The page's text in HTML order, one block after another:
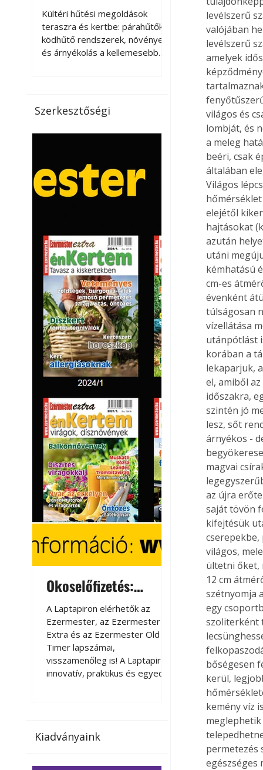
kellemesebbé a
teraszt és a kertet?
Kültéri hűtési megoldások
teraszra és kertbe: párahűtők,
ködhűtő rendszerek, növények
és árnyékolás a kellemesebb
jelentőséget kapott, ahogy a
nyári hőhullámok gyakoribbá és
a megoldást a meleg ellen, ma
már egyre többen keresnek
olyan kültéri hűtési
vendégl
Szerkesztőségi
Okoselőfizetés:
Ezermester Extra
A Laptapiron elérhetők az
Ezermester, az Ezermester
Extra és az Ezermester Old
Timer lapszámai,
visszamenőleg is! A Laptapir új,
innovatív, praktikus és egyedi
az otthonában, útközben vagy
elérhetők lapszámaink. Bárhol,
Okoselőfizetés
A Laptapiron
Ezermester, az
Extra és az
Timer lapszámai,
visszamenőleg is! A
innovatív, praktikus
megoldás a
magazinok digitális
számítógépen,
vagy táblagépen.
az otthonában,
nyaralás, pihenés
elérhetők
Kiadványaink
levélszerű
valójában
levélszerű
amelyek
világos és
lombját, és
a meleg
beéri, csak
általában
Világos
elejétől
hajtásokat
azután
utáni
kémhatású
cm-es
évenként
túlságosan
vízellátása
utánpótlást
korában a
lekaparjuk,
el, amiből
időszakra,
szintén jó
lesz, sőt
árnyékos -
magvai
az újra
saját tövön
kifejtésük
világos,
ültetni őket,
12 cm
szétnyomja
egy
szoliterként
bőségesen
kerül,
kemény víz
permetezés
egészséges